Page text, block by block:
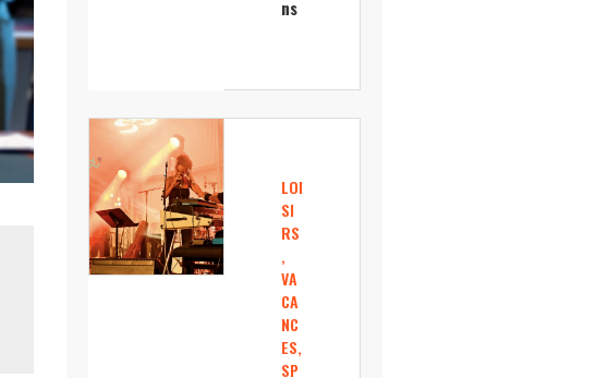
ns
LOI
SI
RS
,
VA
CA
NC
ES,
SP